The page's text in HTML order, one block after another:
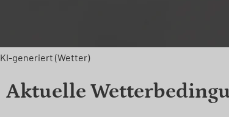
KI-generiert (Wetter)
Aktuelle